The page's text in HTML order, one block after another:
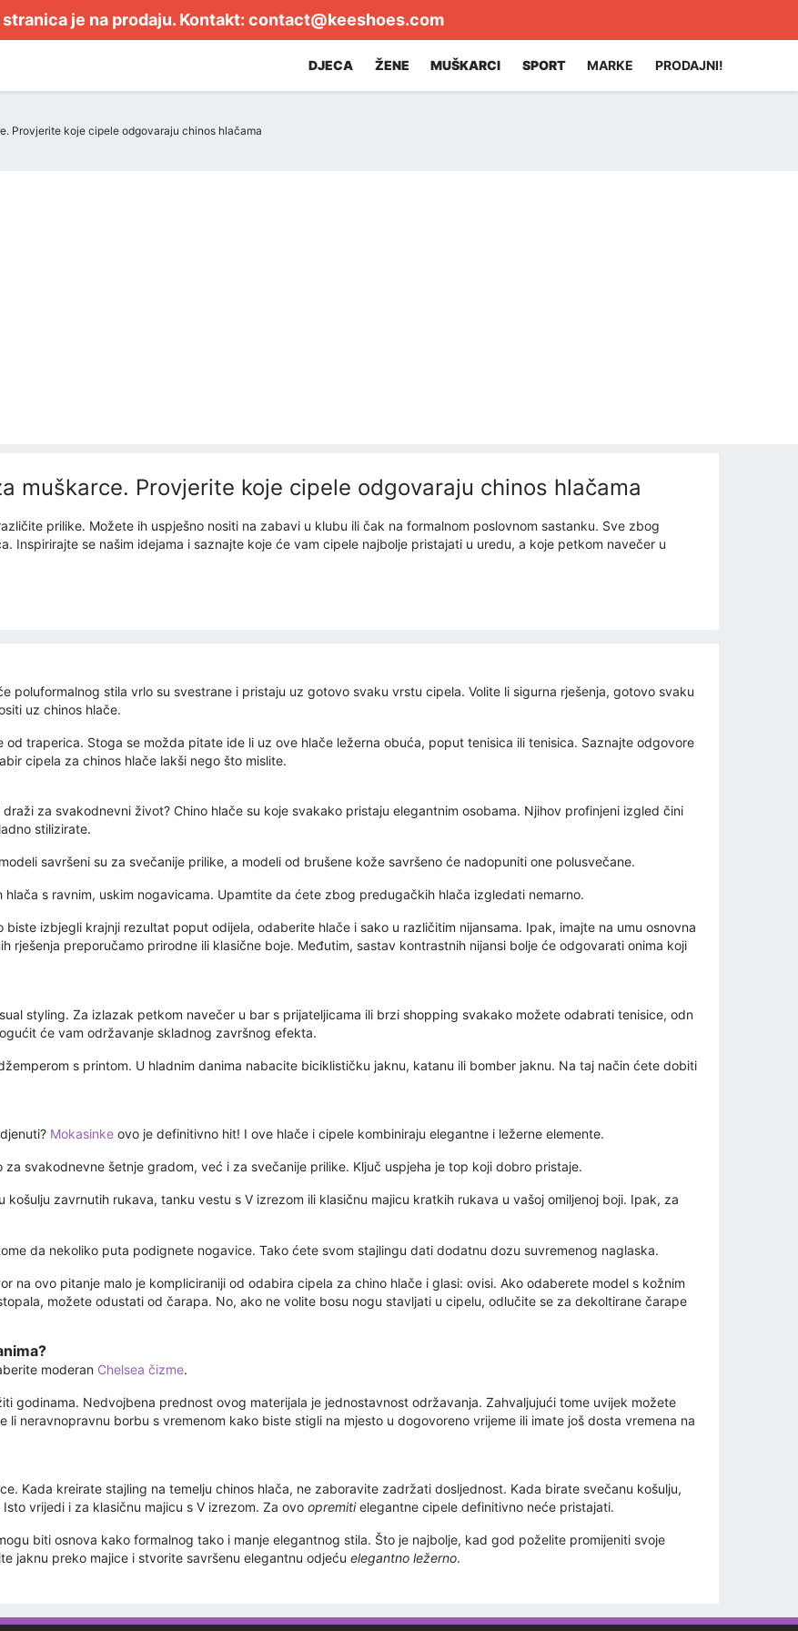
je na prodaju. Kontakt: contact@keeshoes.com
DJECA ŽENE MUŠKARCI SPORT MARKE PRODAJNI!
Provjerite koje cipele odgovaraju chinos hlačama
muškarce. Provjerite koje cipele odgovaraju chinos hlačama
prilike. Možete ih uspješno nositi na zabavi u klubu ili čak na formalnom poslovnom sastanku. Sve zbog
Inspirirajte se našim idejama i saznajte koje će vam cipele najbolje pristajati u uredu, a koje petkom navečer u
poluformalnog stila vrlo su svestrane i pristaju uz gotovo svaku vrstu cipela. Volite li sigurna rješenja, gotovo svaku
uz chinos hlače.
od traperica. Stoga se možda pitate ide li uz ove hlače ležerna obuća, poput tenisica ili tenisica. Saznajte odgovore
cipela za chinos hlače lakši nego što mislite.
za svakodnevni život? Chino hlače su koje svakako pristaju elegantnim osobama. Njihov profinjeni izgled čini
stilizirate.
savršeni su za svečanije prilike, a modeli od brušene kože savršeno će nadopuniti one polusvečane.
s ravnim, uskim nogavicama. Upamtite da ćete zbog predugačkih hlača izgledati nemarno.
izbjegli krajnji rezultat poput odijela, odaberite hlače i sako u različitim nijansama. Ipak, imajte na umu osnovna
rješenja preporučamo prirodne ili klasične boje. Međutim, sastav kontrastnih nijansi bolje će odgovarati onima koji
styling. Za izlazak petkom navečer u bar s prijateljicama ili brzi shopping svakako možete odabrati tenisice, odn
će vam održavanje skladnog završnog efekta.
s printom. U hladnim danima nabacite biciklističku jaknu, katanu ili bomber jaknu. Na taj način ćete dobiti
Mokasinke ovo je definitivno hit! I ove hlače i cipele kombiniraju elegantne i ležerne elemente.
svakodnevne šetnje gradom, već i za svečanije prilike. Ključ uspjeha je top koji dobro pristaje.
zavrnutih rukava, tanku vestu s V izrezom ili klasičnu majicu kratkih rukava u vašoj omiljenoj boji. Ipak, za
da nekoliko puta podignete nogavice. Tako ćete svom stajlingu dati dodatnu dozu suvremenog naglaska.
na ovo pitanje malo je kompliciraniji od odabira cipela za chino hlače i glasi: ovisi. Ako odaberete model s kožnim
možete odustati od čarapa. No, ako ne volite bosu nogu stavljati u cipelu, odlučite se za dekoltirane čarape
moderan Chelsea čizme.
godinama. Nedvojbena prednost ovog materijala je jednostavnost održavanja. Zahvaljujući tome uvijek možete
neravnopravnu borbu s vremenom kako biste stigli na mjesto u dogovoreno vrijeme ili imate još dosta vremena na
Kada kreirate stajling na temelju chinos hlača, ne zaboravite zadržati dosljednost. Kada birate svečanu košulju,
vrijedi i za klasičnu majicu s V izrezom. Za ovo opremitielegantne cipele definitivno neće pristajati.
biti osnova kako formalnog tako i manje elegantnog stila. Što je najbolje, kad god poželite promijeniti svoje
jaknu preko majice i stvorite savršenu elegantnu odjeću elegantno ležerno.